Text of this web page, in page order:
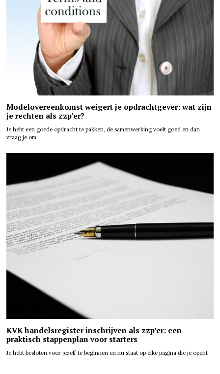
Modelovereenkomst weigert je opdrachtgever: wat zijn
je rechten als zzp’er?
Je hebt een goede opdracht te pakken, de samenwerking voelt goed en dan
vraag je om
KVK handelsregister inschrijven als zzp’er: een
praktisch stappenplan voor starters
Je hebt besloten voor jezelf te beginnen en nu staat op elke pagina die je opent